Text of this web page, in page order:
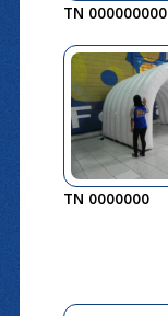
TN 000000000
TN 0000000